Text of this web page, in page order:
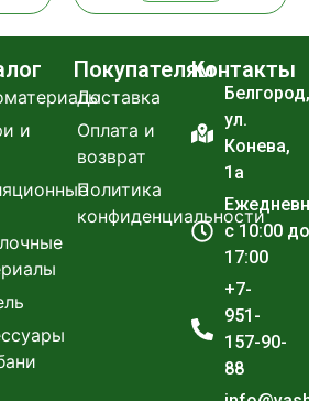
и
Покупателям
Доставка
Оплата и
возврат
Политика
конфиденциальности
Контакты
Белгород,
ул.
Конева,
1а
с 10:00 до
17:00
+7-
951-
157-90-
88